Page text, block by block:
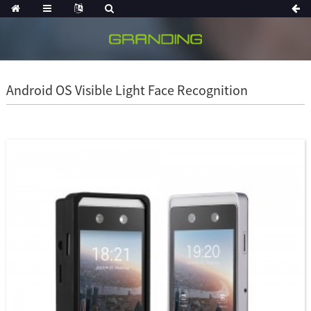
Android OS Visible Light Face Recognition